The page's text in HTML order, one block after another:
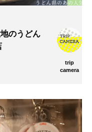
のうどん
trip
camera